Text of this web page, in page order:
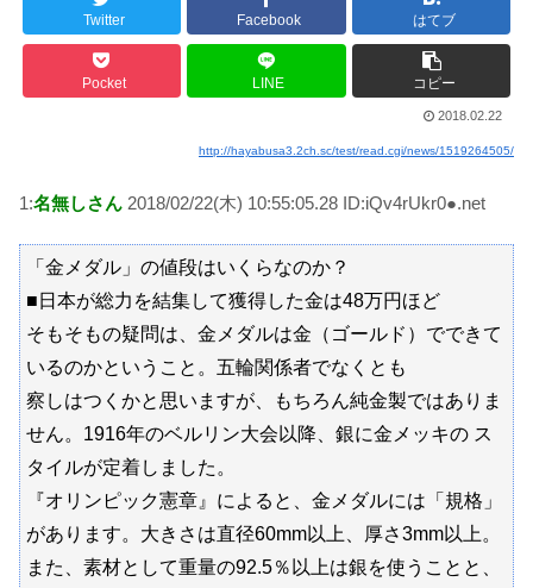
Powered by livedoor 相互RSS
Twitter Facebook はてブ
Pocket LINE コピー
2018.02.22
http://hayabusa3.2ch.sc/test/read.cgi/news/1519264505/
1:名無しさん 2018/02/22(木) 10:55:05.28 ID:iQv4rUkr0●.net
「金メダル」の値段はいくらなのか？
■日本が総力を結集して獲得した金は48万円ほど
そもそもの疑問は、金メダルは金（ゴールド）でできて
いるのかということ。五輪関係者でなくとも
察しはつくかと思いますが、もちろん純金製ではありま
せん。1916年のベルリン大会以降、銀に金メッキの ス
タイルが定着しました。
『オリンピック憲章』によると、金メダルには「規格」
があります。大きさは直径60mm以上、厚さ3mm以上。
また、素材として重量の92.5％以上は銀を使うことと、